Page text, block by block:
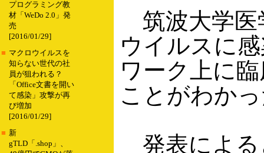
プログラミング教
材「WeDo 2.0」発
売
[2016/01/29]
■ マクロウイルスを
知らない世代の社
員が狙われる？
「Office文書を開い
て感染」攻撃が再
び増加
[2016/01/29]
■ 新
gTLD「.shop」、
筑波大学医
ウイルスに
ワーク上に
ことがわか
発表による